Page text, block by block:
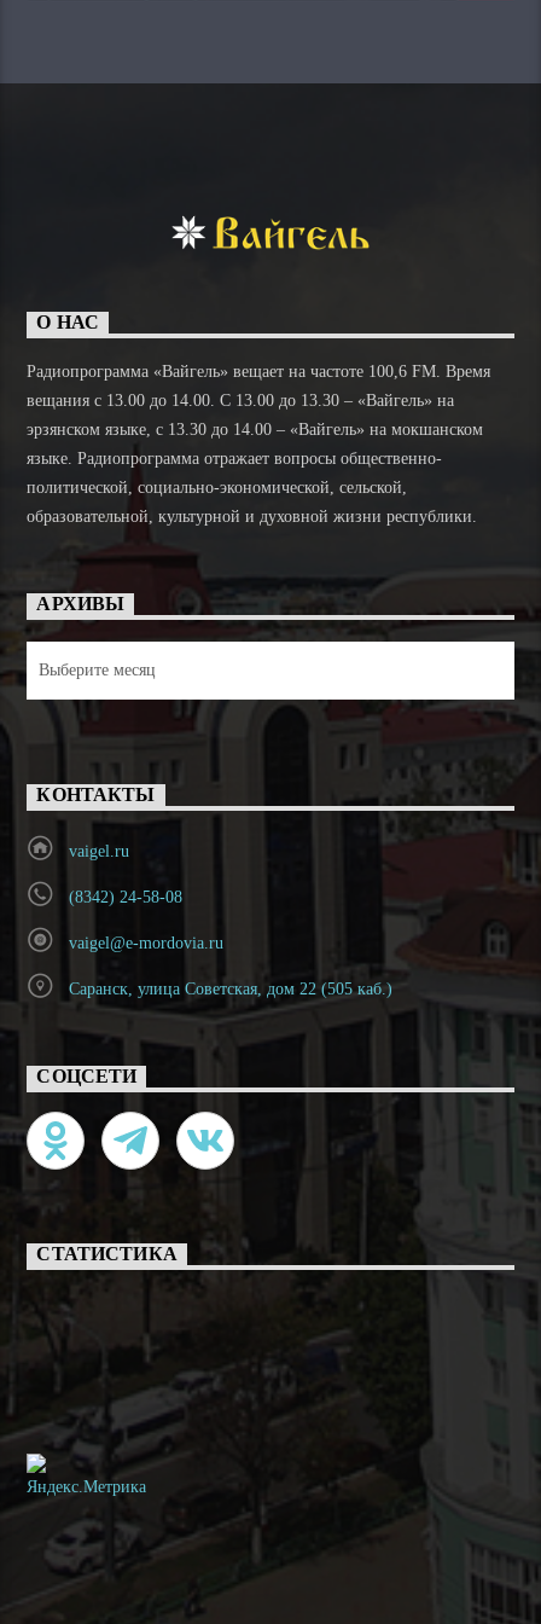
О НАС
Радиопрограмма «Вайгель» вещает на частоте 100,6 FM. Время
вещания с 13.00 до 14.00. C 13.00 до 13.30 – «Вайгель» на
эрзянском языке, с 13.30 до 14.00 – «Вайгель» на мокшанском
языке. Радиопрограмма отражает вопросы общественно-
политической, социально-экономической, сельской,
образовательной, культурной и духовной жизни республики.
АРХИВЫ
КОНТАКТЫ
vaigel.ru
(8342) 24-58-08
vaigel@e-mordovia.ru
Саранск, улица Советская, дом 22 (505 каб.)
СОЦСЕТИ
СТАТИСТИКА